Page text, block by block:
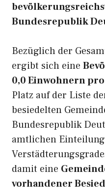
Bundesrepublik
Bezüglich der
ergibt sich eine
0,0 Einwohnern
Platz auf der Liste
besiedelten
Bundesrepublik
amtlichen
damit eine
vorhandener